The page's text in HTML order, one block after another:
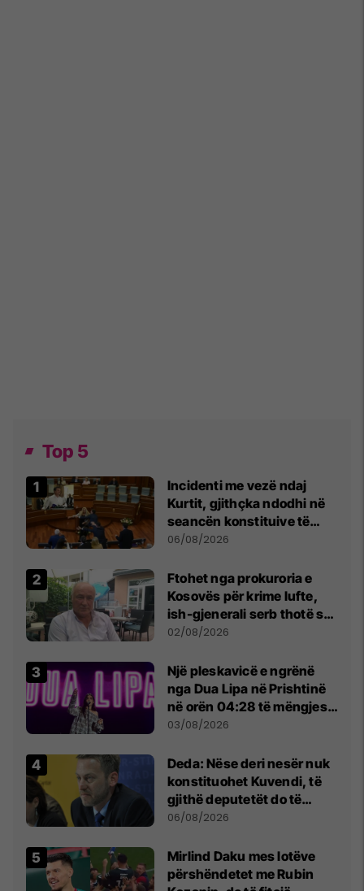
Top 5
Incidenti me vezë ndaj
Kurtit, gjithçka ndodhi në
seancën konstituive të
Kuvendit
06/08/2026
Ftohet nga prokuroria e
Kosovës për krime lufte,
ish-gjenerali serb thotë se
dikush e tradhtoi në
02/08/2026
Një pleskavicë e ngrënë
nga Dua Lipa në Prishtinë
në orën 04:28 të mëngjesit
- dhe bota digjitale serbe
03/08/2026
Deda: Nëse deri nesër nuk
konstituohet Kuvendi, të
gjithë deputetët do të
bëjnë shkelje të rëndë
06/08/2026
Mirlind Daku mes lotëve
përshëndetet me Rubin